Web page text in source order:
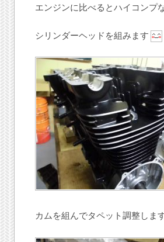
エンジンに比べるとハイコンプ
シリンダーヘッドを組みます
カムを組んでタペット調整しま